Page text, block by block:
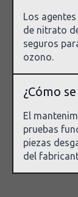
Los
de nitrato
seguros
ozono.
¿Cómo
El
pruebas
piezas
del